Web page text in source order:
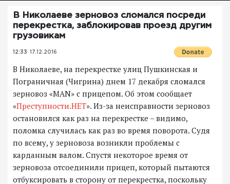
В Николаеве зерновоз сломался посреди
перекрестка, заблокировав проезд другим
грузовикам
12:33 17.12.2016
В Николаеве, на перекрестке улиц Пушкинская и
Пограничная (Чигрина) днем 17 декабря сломался
зерновоз «MAN» с прицепом. Об этом сообщает
«Преступности.НЕТ». Из-за неисправности зерновоз
остановился как раз на перекрестке – видимо,
поломка случилась как раз во время поворота. Судя
по всему, у зерновоза возникли проблемы с
карданным валом. Спустя некоторое время от
зерновоза отсоединили прицеп, который пытаются
отбуксировать в сторону от перекрестка, поскольку